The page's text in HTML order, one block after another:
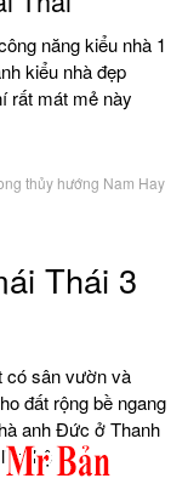
năng kiểu nhà 1
kiểu nhà đẹp
rất mát mẻ này
thủy hướng Nam Hay
Thái 3
có sân vườn và
đất rộng bề ngang
anh Đức ở Thanh
hệ